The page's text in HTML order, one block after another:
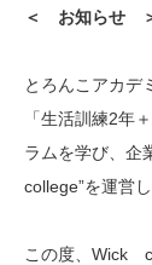
＜ お知らせ
とろんこアカデ
「生活訓練2年
ラムを学び、企
college”を運営
この度、Wick